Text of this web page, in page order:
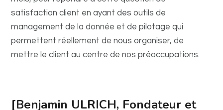
satisfaction client en ayant des outils de
management de la donnée et de pilotage qui
permettent réellement de nous organiser, de
mettre le client au centre de nos préoccupations.
[Benjamin ULRICH, Fondateur et